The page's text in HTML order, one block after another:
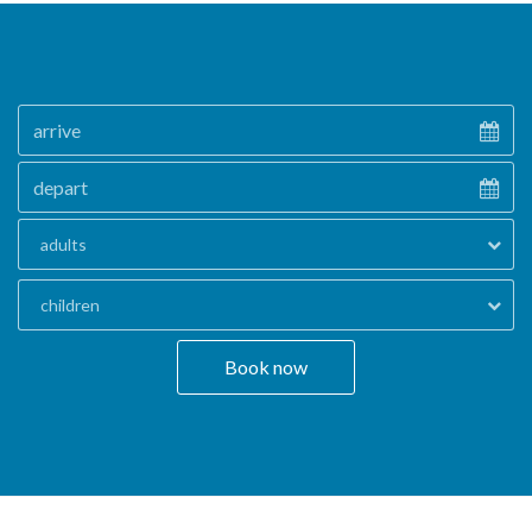
adults
children
Book now